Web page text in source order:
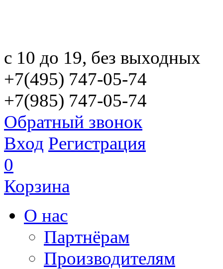
с 10 до 19, без выходных
+7(495) 747-05-74
+7(985) 747-05-74
Обратный звонок
Вход Регистрация
0
Корзина
О нас
Партнёрам
Производителям